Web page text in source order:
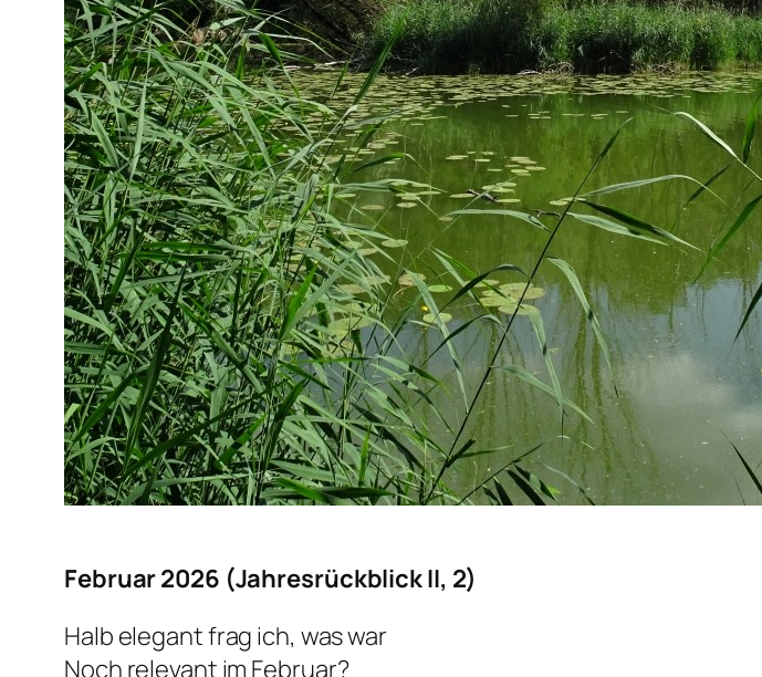
Februar 2026 (Jahresrückblick II, 2)
Halb elegant frag ich, was war
Noch relevant im Februar?